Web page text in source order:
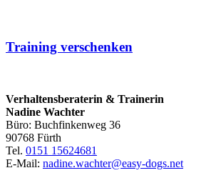
Training verschenken
Verhaltensberaterin & Trainerin
Nadine Wachter
Büro: Buchfinkenweg 36
90768 Fürth
Tel. 0151 15624681
E-Mail: nadine.wachter@easy-dogs.net